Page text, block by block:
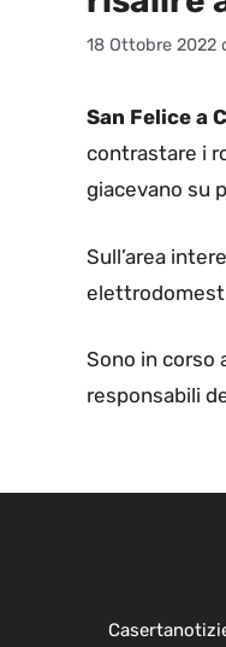
18 Ottobre 2022
San Felice a
contrastare i
giacevano su
Sull’area
Sono in corso
responsabili